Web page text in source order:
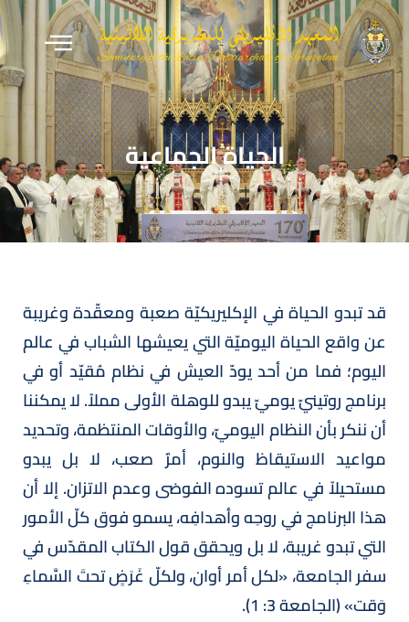
الحياة الجماعية
قد تبدو الحياة في الإكليريكيّة صعبة ومعقّدة وغريبة
عن واقع الحياة اليوميّة التي يعيشها الشباب في عالم
اليوم؛ فما من أحد يودّ العيش في نظام مُقيّد أو في
برنامج روتينيّ يوميّ يبدو للوهلة الأولى مملاً. لا يمكننا
أن ننكر بأن النظام اليوميّ، والأوقات المنتظمة، وتحديد
مواعيد الاستيقاظ والنوم، أمرٌ صعب، لا بل يبدو
مستحيلاً في عالم تسوده الفوضى وعدم الاتزان. إلا أن
هذا البرنامج في روحِه وأهدافِه، يسمو فوق كلّ الأمور
التي تبدو غريبة، لا بل ويحقق قول الكتاب المقدّس في
سفر الجامعة، «لكل أمر أوان، ولكلّ غَرَضٍ تحتَ السَّماءِ
وَقت» (الجامعة 3: 1).